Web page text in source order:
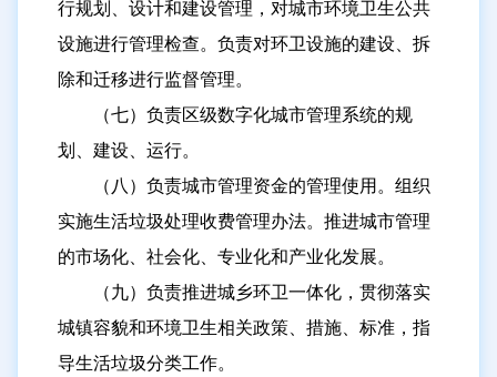
行规划、设计和建设管理，对城市环境卫生公共
设施进行管理检查。负责对环卫设施的建设、拆
除和迁移进行监督管理。
（七）负责区级数字化城市管理系统的规
划、建设、运行。
（八）负责城市管理资金的管理使用。组织
实施生活垃圾处理收费管理办法。推进城市管理
的市场化、社会化、专业化和产业化发展。
（九）负责推进城乡环卫一体化，贯彻落实
城镇容貌和环境卫生相关政策、措施、标准，指
导生活垃圾分类工作。